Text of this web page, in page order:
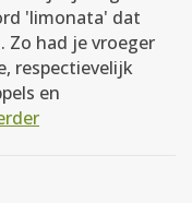
'limonata' dat
had je vroeger
respectievelijk
en